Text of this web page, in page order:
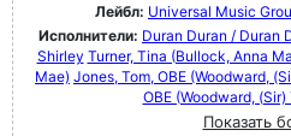
Лейбл: Universal Music
Исполнители: Duran Duran / Duran
Shirley Turner, Tina (Bullock, Anna
Mae) Jones, Tom, OBE (Woodward,
OBE (Woodward,
Показать